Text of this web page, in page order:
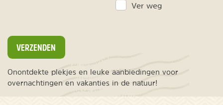
Ver weg
VERZENDEN
Onontdekte plekjes en leuke aanbiedingen voor
overnachtingen en vakanties in de natuur!